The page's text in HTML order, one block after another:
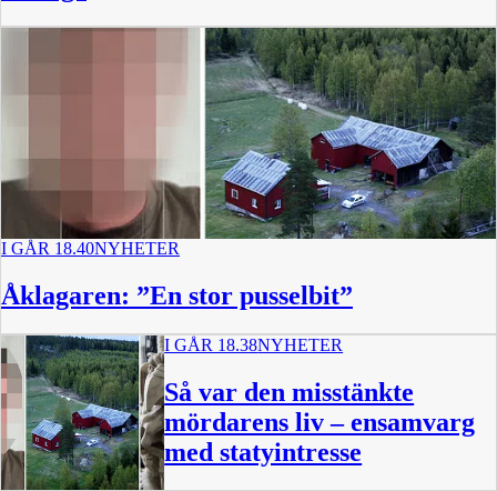
I GÅR 18.40NYHETER
Åklagaren: ”En stor pusselbit”
I GÅR 18.38NYHETER
Så var den misstänkte
mördarens liv – ensamvarg
med statyintresse